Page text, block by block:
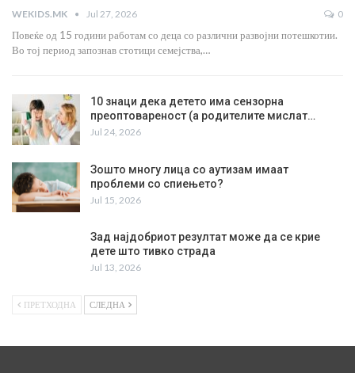
WEKIDS.MK Jul 27, 2026 0
Повеќе од 15 години работам со деца со различни развојни потешкотии.
Во тој период запознав стотици семејства,…
10 знаци дека детето има сензорна
преоптовареност (а родителите мислат…
Jul 24, 2026
Зошто многу лица со аутизам имаат
проблеми со спиењето?
Jul 15, 2026
Зад најдобриот резултат може да се крие
дете што тивко страда
Jul 13, 2026
ПРЕТХОДНА СЛЕДНА